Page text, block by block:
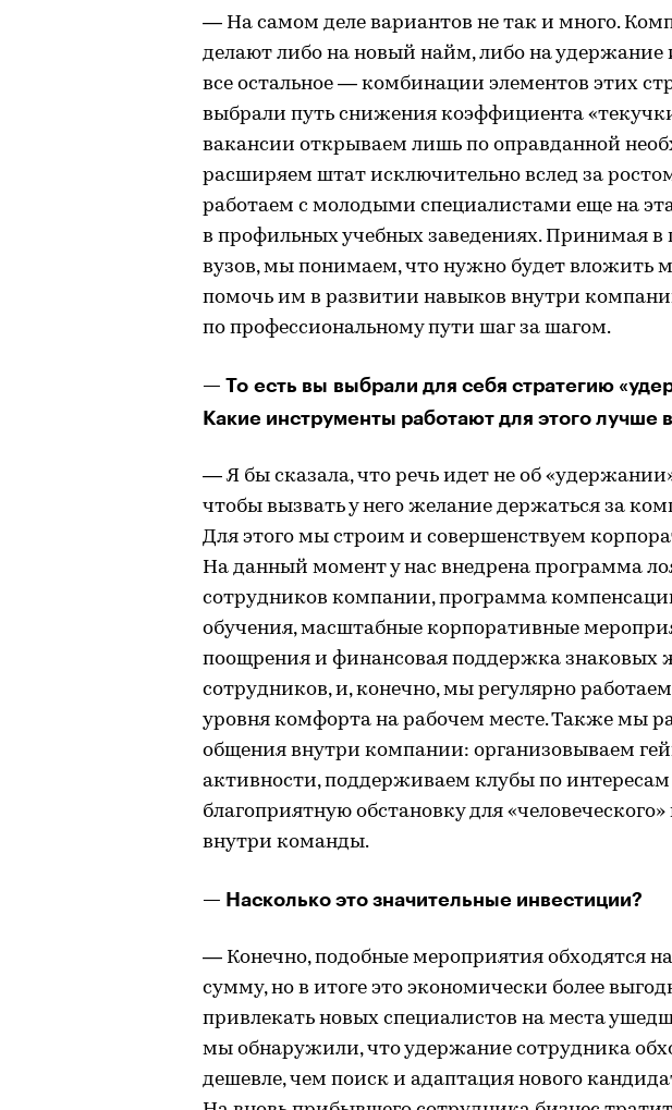
— На самом деле вариантов не так и много.
делают либо на новый найм, либо на удержание
все остальное — комбинации элементов этих
выбрали путь снижения коэффициента
вакансии открываем лишь по оправданной
расширяем штат исключительно вслед за
работаем с молодыми специалистами еще на
в профильных учебных заведениях. Принимая
вузов, мы понимаем, что нужно будет вложить
помочь им в развитии навыков внутри
по профессиональному пути шаг за шагом.
— То есть вы выбрали для себя стратегию
Какие инструменты работают для этого лучше
— Я бы сказала, что речь идет не об
чтобы вызвать у него желание держаться за
Для этого мы строим и совершенствуем
На данный момент у нас внедрена программа
сотрудников компании, программа
обучения, масштабные корпоративные
поощрения и финансовая поддержка знаковых
сотрудников, и, конечно, мы регулярно
уровня комфорта на рабочем месте. Также мы
общения внутри компании: организовываем
активности, поддерживаем клубы по интересам
благоприятную обстановку для
внутри команды.
— Насколько это значительные инвестиции?
— Конечно, подобные мероприятия обходятся
сумму, но в итоге это экономически более
привлекать новых специалистов на места
мы обнаружили, что удержание сотрудника
дешевле, чем поиск и адаптация нового